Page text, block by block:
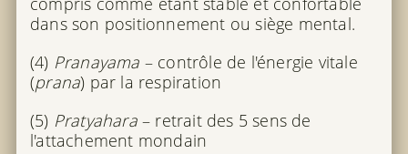
dans son positionnement ou siège mental.
(4) Pranayama – contrôle de l'énergie vitale
(prana) par la respiration
(5) Pratyahara– retrait des 5 sens de
l'attachement mondain